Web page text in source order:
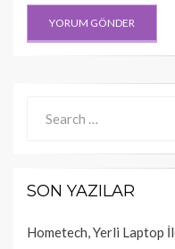
for:
SON YAZILAR
Hometech, Yerli Laptop